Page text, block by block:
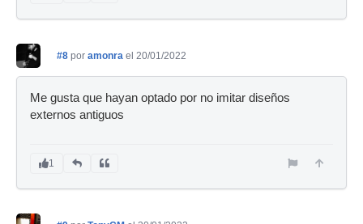
#8 por amonra el 20/01/2022
Me gusta que hayan optado por no imitar diseños
externos antiguos
1